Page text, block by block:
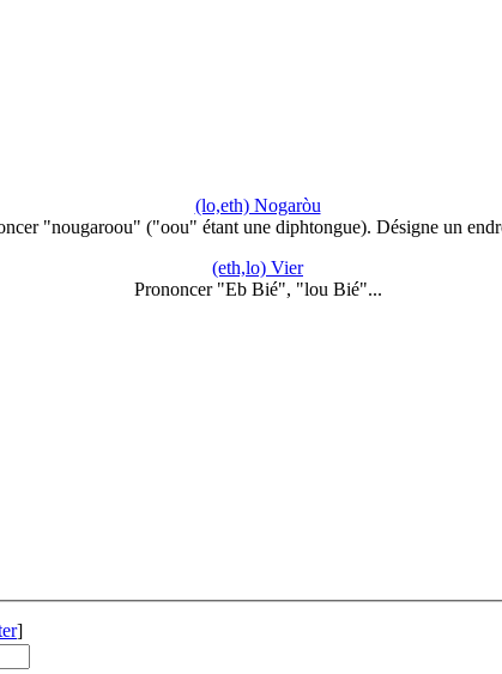
(lo,eth) Nogaròu
"nougaroou" ("oou" étant une diphtongue). Désigne un
(eth,lo) Vier
Prononcer "Eb Bié", "lou Bié"...
]